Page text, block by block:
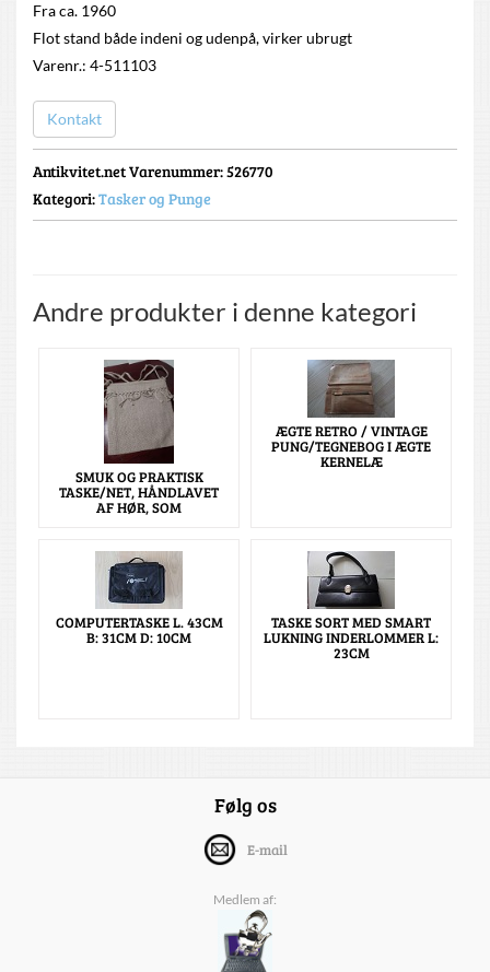
Fra ca. 1960
Flot stand både indeni og udenpå, virker ubrugt
Varenr.: 4-511103
Kontakt
Antikvitet.net Varenummer: 526770
Kategori:Tasker og Punge
Andre produkter i denne kategori
SMUK OG PRAKTISK
TASKE/NET, HÅNDLAVET
AF HØR, SOM
ÆGTE RETRO / VINTAGE
PUNG/TEGNEBOG I ÆGTE
KERNELÆ
COMPUTERTASKE L. 43CM
B: 31CM D: 10CM
TASKE SORT MED SMART
LUKNING INDERLOMMER L:
23CM
Følg os
E-mail
Medlem af: